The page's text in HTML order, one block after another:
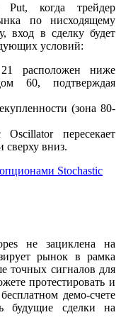
когда трейдер
по нисходящему
вход в сделку будет
условий:
расположен ниже
60, подтверждая
(зона 80-
пересекает
сверху вниз.
не зациклена на
рынок в рамка
точных сигналов для
протестировать и
демо-счете
будущие сделки на